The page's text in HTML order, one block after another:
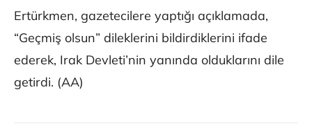
Ertürkmen, gazetecilere yaptığı açıklamada,
“Geçmiş olsun” dileklerini bildirdiklerini ifade
ederek, Irak Devleti’nin yanında olduklarını dile
getirdi. (AA)